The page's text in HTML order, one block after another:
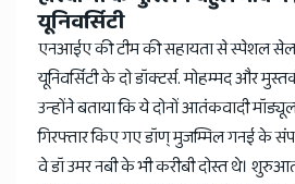
यूनिवर्सिटी
एनआईए की टीम की सहायता से स्पेशल
यूनिवर्सिटी के दो डॉक्टर्स. मोहम्मद और
उन्होंने बताया कि ये दोनों आतंकवादी
गिरफ्तार किए गए डॉण् मुजम्मिल गनई के
वे डॉ उमर नबी के भी करीबी दोस्त थे।